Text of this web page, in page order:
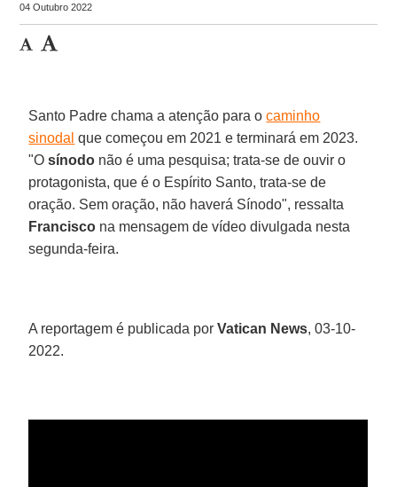
04 Outubro 2022
Santo Padre chama a atenção para ocaminho
sinodal que começou em 2021 e terminará em 2023.
"Osínodo não é uma pesquisa; trata-se de ouvir o
protagonista, que é o Espírito Santo, trata-se de
oração. Sem oração, não haverá Sínodo", ressalta
Francisco na mensagem de vídeo divulgada nesta
segunda-feira.
A reportagem é publicada porVatican News, 03-10-
2022.